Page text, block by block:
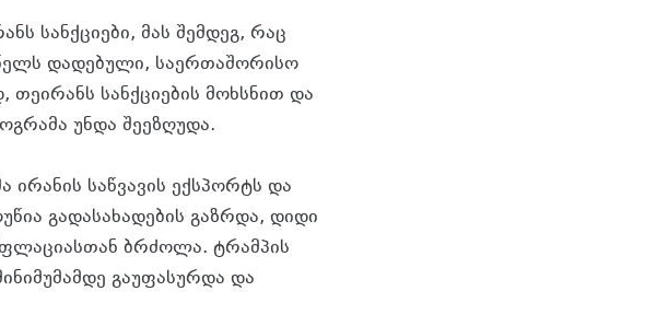
სანქციები, მას შემდეგ, რაც
დადებული, საერთაშორისო
სანქციების მოხსნით და
უნდა შეეზღუდა.
საწვავის ექსპორტს და
გადასახადების გაზრდა, დიდი
ბრძოლა. ტრამპის
გაუფასურდა და